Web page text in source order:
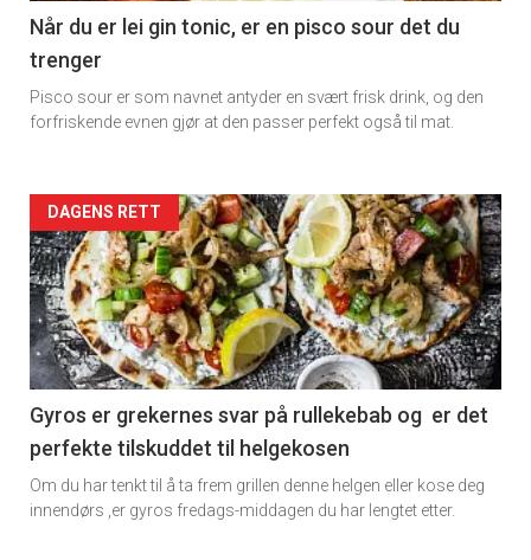
11
Dagens
rett
Når du er lei gin tonic, er en pisco sour det du
trenger
Pisco sour er som navnet antyder en svært frisk drink, og den
forfriskende evnen gjør at den passer perfekt også til mat.
Artikler
detail
-
section
11
Dagens
rett
DAGENS RETT
Gyros er grekernes svar på rullekebab og er det
perfekte tilskuddet til helgekosen
Om du har tenkt til å ta frem grillen denne helgen eller kose deg
innendørs ,er gyros fredags-middagen du har lengtet etter.